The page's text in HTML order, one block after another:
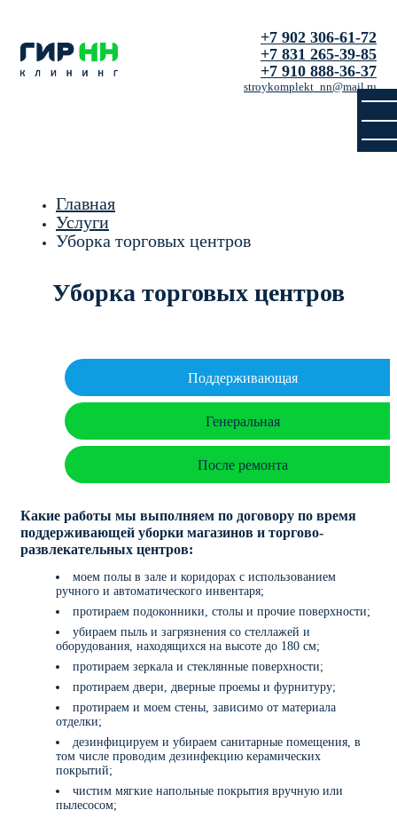
+7 902 306-61-72
+7 831 265-39-85
+7 910 888-36-37
stroykomplekt_nn@mail.ru
Главная
Услуги
Уборка торговых центров
Уборка торговых центров
Поддерживающая
Генеральная
После ремонта
Какие работы мы выполняем по договору по время
поддерживающей уборки магазинов и торгово-
развлекательных центров:
моем полы в зале и коридорах с использованием
ручного и автоматического инвентаря;
протираем подоконники, столы и прочие поверхности;
убираем пыль и загрязнения со стеллажей и
оборудования, находящихся на высоте до 180 см;
протираем зеркала и стеклянные поверхности;
протираем двери, дверные проемы и фурнитуру;
протираем и моем стены, зависимо от материала
отделки;
дезинфицируем и убираем санитарные помещения, в
том числе проводим дезинфекцию керамических
покрытий;
чистим мягкие напольные покрытия вручную или
пылесосом;